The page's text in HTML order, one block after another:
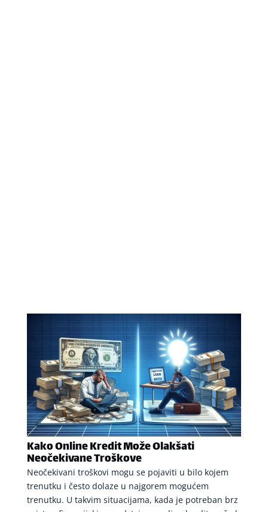
Kako Online Kredit Može Olakšati
Neočekivane Troškove
Neočekivani troškovi mogu se pojaviti u bilo kojem
trenutku i često dolaze u najgorem mogućem
trenutku. U takvim situacijama, kada je potreban brz